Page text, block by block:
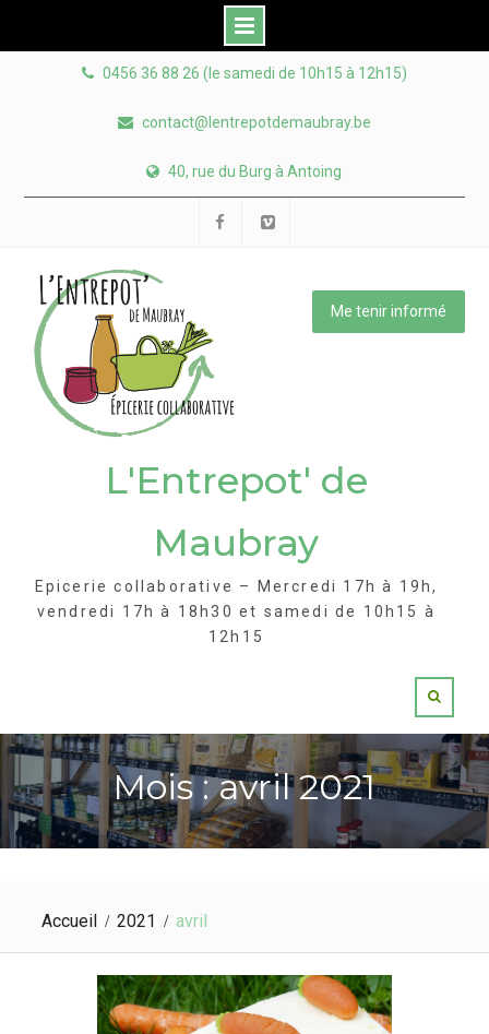
0456 36 88 26 (le samedi de 10h15 à 12h15)
contact@lentrepotdemaubray.be
40, rue du Burg à Antoing
Me tenir informé
L'Entrepot' de
Maubray
Epicerie collaborative – Mercredi 17h à 19h,
vendredi 17h à 18h30 et samedi de 10h15 à
12h15
Mois : avril 2021
Accueil 2021 avril